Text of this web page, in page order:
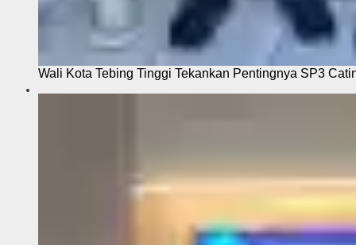
Wali Kota Tebing Tinggi Tekankan Pentingnya SP3